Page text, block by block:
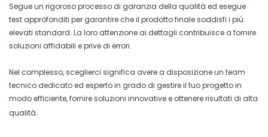
Segue un rigoroso processo di garanzia della qualità ed esegue
test approfonditi per garantire che il prodotto finale soddisfi i più
elevati standard. La loro attenzione ai dettagli contribuisce a fornire
soluzioni affidabili e prive di errori.
Nel complesso, sceglierci significa avere a disposizione un team
tecnico dedicato ed esperto in grado di gestire il tuo progetto in
modo efficiente, fornire soluzioni innovative e ottenere risultati di alta
qualità.